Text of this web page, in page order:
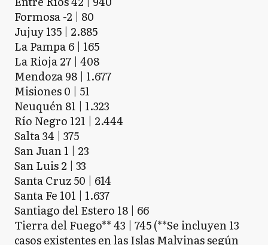
Formosa -2 | 80
Jujuy 135 | 2.885
La Pampa 6 | 165
La Rioja 27 | 408
Mendoza 98 | 1.677
Misiones 0 | 51
Neuquén 81 | 1.323
Río Negro 121 | 2.444
Salta 34 | 375
San Juan 1 | 23
San Luis 2 | 33
Santa Cruz 50 | 614
Santa Fe 101 | 1.637
Santiago del Estero 18 | 66
Tierra del Fuego** 43 | 745 (**Se incluyen 13
casos existentes en las Islas Malvinas según